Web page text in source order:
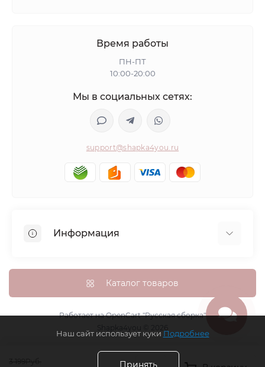
Время работы
ПН-ПТ
10:00-20:00
Мы в социальных сетях:
support@shapka4you.ru
Информация
Доставка, оплата и бонусные баллы
Гарантия возврата
Политика конфиденциальности
Контакты
Каталог товаров
Работает наOpenCart "Русская сборка"
Наш сайт использует куки Подробнее
Принять